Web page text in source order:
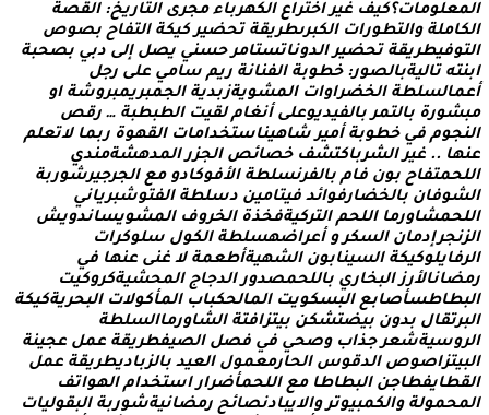
علومات؟كيف غير اختراع الكهرباء مجرى التا ريخ: القصة
املة والت طورات الك برىطريقة تحضير كيكة التفاح بص وص
وفيطريقة تحضير الدوناتستامر حسني يص ل إلى دبي بص حبة
ه تالي ةبالصور: خط وبة الفنانة ريم سا مي على رجل
السلطة الخ ضراوات الم شويةزبدية الج مبريمبروشة او
ورة بالت مر بالفيديوعلى أنغ ام لقيت الط بطبة … رقص
جوم في خط وبة أمي ر شاهيناستخدامات الق هوة ربم ا لتعلم
ا .
. غ ير الشرباكتشف خصائص الج زر المدهشةمندي
حمتفاح بون فام بالفرنسلطة الفوكادو مع الجرجيرشوربة
وفان بالخضارفوائد فيت امين دس لطة الفتوشبرياني
حمشاورما اللحم التركيةفخذة الخ روف الم شويساندويش
جرإدمان السكر و أعر اضهسلطة الكول سل وكرات
فايلوكيكة السينابون الشهيةأطعمة ل غ نى عنها في
انالرز البخاري بالل حمصدور الدجاج المحشيةكروكيت
طاطسأصابع البسكويت الم الحكباب الم أكولت البحريةكيكة
تقال بدو ن بيضتشكن بيتز افتة الشاورماالسلطة
وسيةشعر جذاب وص حي في فصل الصيفطريقة عم ل عج ينة
تزاصوص الدقوس الح ارمعمول الع يد بالز باديطريقة عم ل
طايفطاجن البطاطا مع اللحمأضرار استخدام الهواتف
حمولة والكمبيوتر واليبادنصائح رمضانيةشوربة البقوليات